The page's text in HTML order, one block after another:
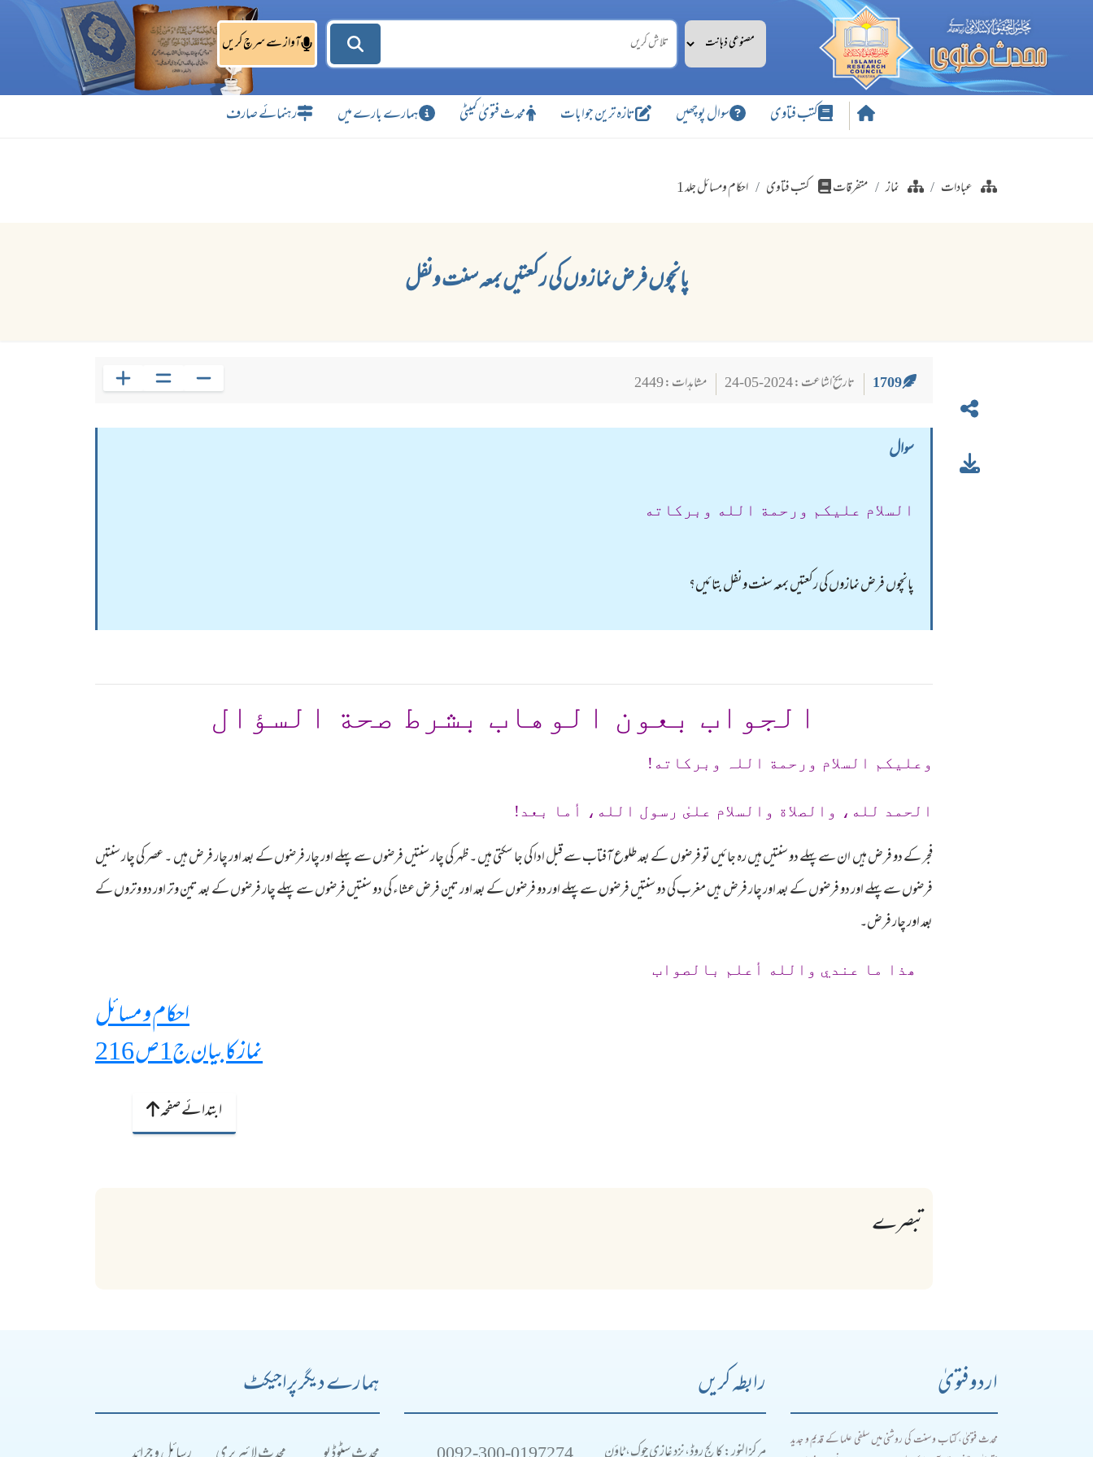
آواز سے سرچ کریں
کتب فتاوی سوال پوچھیں تازہ ترین جوابات محدث فتویٰ کمیٹی ہمارے بارے میں رہنمائے صارف
عبادات نماز متفرقات کتب فتاوی احکام ومسائل جلد 1
پانچوں فرض نمازوں کی رکعتیں بمعہ سنت ونفل
1709 تاریخ اشاعت : 2024-05-24 مشاہدات : 2449
سوال
السلام عليكم ورحمة الله وبركاته
پانچوں فرض نمازوں کی رکعتیں بمعہ سنت ونفل بتائیں؟
الجواب بعون الوهاب بشرط صحة السؤال
وعلیکم السلام ورحمة اللہ وبرکاته!
الحمد لله، والصلاة والسلام علىٰ رسول الله، أما بعد!
فجر کے دو فرض ہیں ان سے پہلے دو سنتیں ہیں رہ جائیں تو فرضوں کے بعد طلوع آفتاب سے قبل ادا کی جا سکتی ہیں ۔ ظہر کی چار سنتیں فرضوں سے پہلے اور چار فرضوں کے بعد اور چار فرض ہیں ۔ عصر کی چار سنتیں
فرضوں سے پہلے اور دو فرضوں کے بعد اور چار فرض ہیں مغرب کی دو سنتیں فرضوں سے پہلے اور دو فرضوں کے بعد اور تین فرض عشاء کی دو سنتیں فرضوں سے پہلے چار فرضوں کے بعد تین وتر اور دو وتروں کے
بعد اور چار فرض۔
ھذا ما عندي والله أعلم بالصواب
احکام و مسائل
نماز کا بیان ج1ص 216
ابتدائے صفحہ
تبصرے
اردو فتویٰ
محدث فتویٰ، کتاب و سنت کی روشنی میں سلفی علما کے قدیم و جدید
رابطہ کریں ہمارے دیگر پراجیکٹ